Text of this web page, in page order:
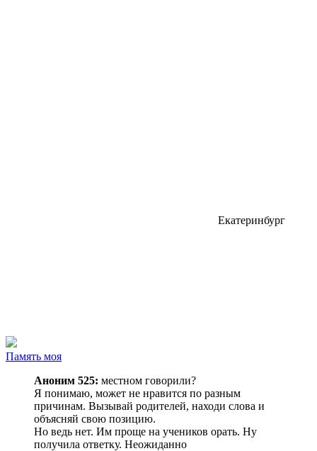
Екатеринбург
Память моя
Аноним 525: местном говорили?
Я понимаю, может не нравится по разным
причинам. Вызывай родителей, находи слова и
объясняй свою позицию.
Но ведь нет. Им проще на учеников орать. Ну
получила ответку. Неожиданно